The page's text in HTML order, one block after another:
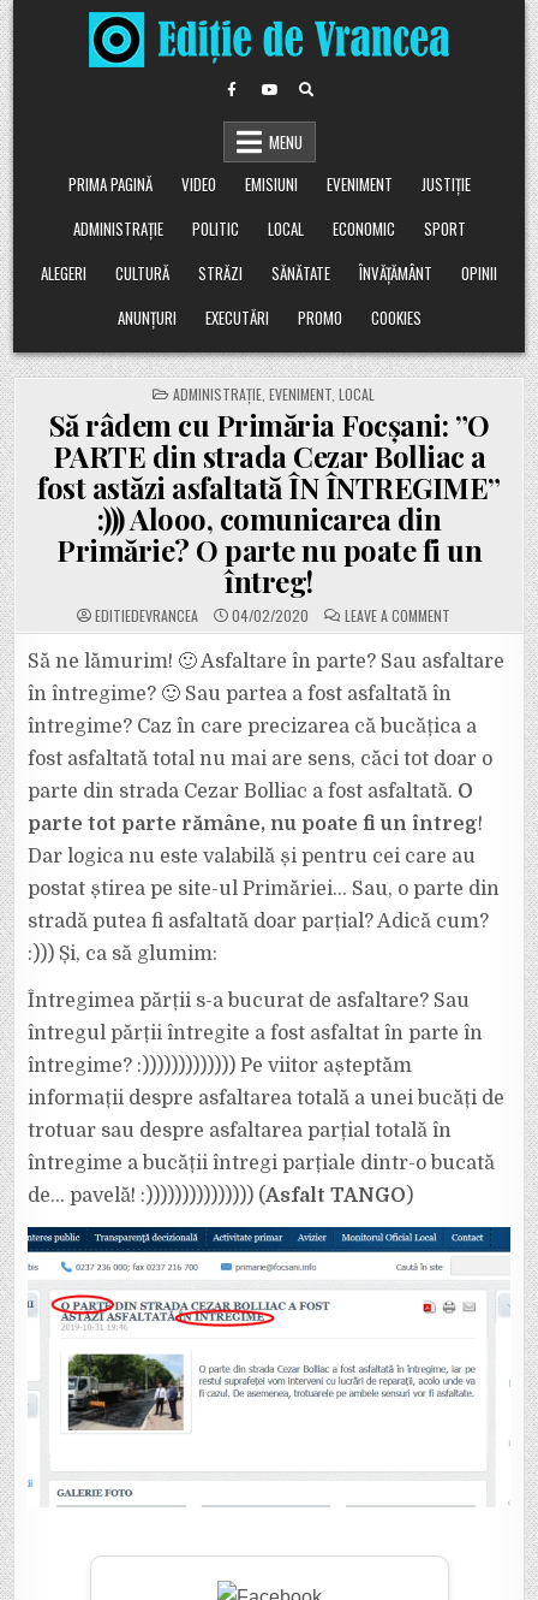
Skip
to
content
MENU
PRIMA PAGINĂ
VIDEO EMISIUNI EVENIMENT
JUSTIȚIE
ADMINISTRAȚIE
POLITIC LOCAL ECONOMIC
SPORT
ALEGERI
CULTURĂ STRĂZI SĂNĂTATE ÎNVĂȚĂMÂNT
OPINII
ANUNȚURI
EXECUTĂRI PROMO COOKIES
POSTED
IN
ADMINISTRAȚIE, EVENIMENT, LOCAL
Să râdem cu Primăria Focșani: ”O
PARTE din strada Cezar Bolliac a
fost astăzi asfaltată ÎN ÎNTREGIME”
:))) Alooo, comunicarea din
Primărie? O parte nu poate fi un
întreg!
EDITIEDEVRANCEA 04/02/2020 LEAVE A COMMENTON
SĂ
CU
PRIMĂRIA
FOCȘANI:
”O
DIN
CEZAR
FOST
ASTĂZI
ASFALTATĂ
ÎNTREGIME”
ALOOO,
COMUNICAREA
DIN
PRIMĂRIE?
FI
ÎNTREG!
Să ne lămurim! 🙂 Asfaltare în parte? Sau asfaltare
în întregime? 🙂 Sau partea a fost asfaltată în
întregime? Caz în care precizarea că bucățica a
fost asfaltată total nu mai are sens, căci tot doar o
parte din strada Cezar Bolliac a fost asfaltată. O
parte tot parte rămâne, nu poate fi un întreg!
Dar logica nu este valabilă și pentru cei care au
postat știrea pe site-ul Primăriei… Sau, o parte din
stradă putea fi asfaltată doar parțial? Adică cum?
:))) Și, ca să glumim:
Întregimea părții s-a bucurat de asfaltare? Sau
întregul părții întregite a fost asfaltat în parte în
întregime? :))))))))))))) Pe viitor așteptăm
informații despre asfaltarea totală a unei bucăți de
trotuar sau despre asfaltarea parțial totală în
întregime a bucății întregi parțiale dintr-o bucată
de… pavelă! :))))))))))))))) (Asfalt TANGO)